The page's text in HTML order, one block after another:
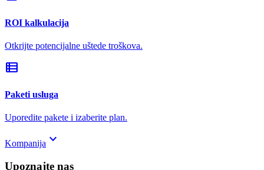
ROI kalkulacija
Otkrijte potencijalne uštede troškova.
view_list
Paketi usluga
Uporedite pakete i izaberite plan.
Kompanija keyboard_arrow_down
Upoznajte nas